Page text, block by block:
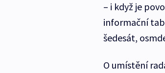
– i když je
informační
šedesát,
O umístění